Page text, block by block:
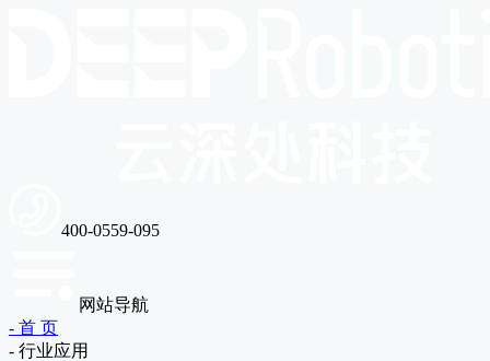
400-0559-095
网站导航
- 首 页
- 行业应用